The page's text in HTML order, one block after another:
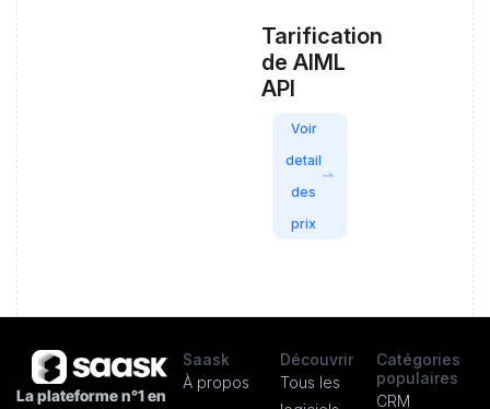
Tarification
de AIML
API
Voir
detail
des
prix
La plateforme n°1 en
Saask
À propos
Découvrir
Tous les
Catégories
populaires
CRM